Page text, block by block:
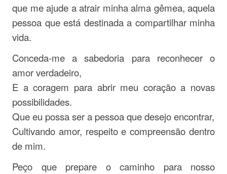
que me ajude a atrair minha alma gêmea, aquela
pessoa que está destinada a compartilhar minha
vida.
Conceda-me a sabedoria para reconhecer o
amor verdadeiro,
E a coragem para abrir meu coração a novas
possibilidades.
Que eu possa ser a pessoa que desejo encontrar,
Cultivando amor, respeito e compreensão dentro
de mim.
Peço que prepare o caminho para nosso